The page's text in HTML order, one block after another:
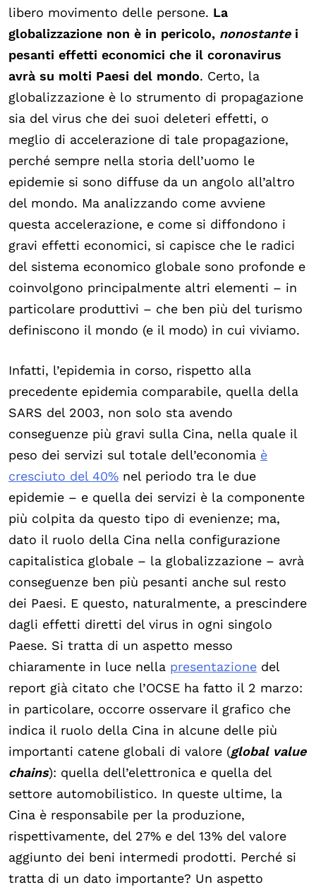
libero movimento delle persone. La
globalizzazione non è in pericolo, nonostantei
pesanti effetti economici che il coronavirus
avrà su molti Paesi del mondo. Certo, la
globalizzazione è lo strumento di propagazione
sia del virus che dei suoi deleteri effetti, o
meglio di accelerazione di tale propagazione,
perché sempre nella storia dell’uomo le
epidemie si sono diffuse da un angolo all’altro
del mondo. Ma analizzando come avviene
questa accelerazione, e come si diffondono i
gravi effetti economici, si capisce che le radici
del sistema economico globale sono profonde e
coinvolgono principalmente altri elementi – in
particolare produttivi – che ben più del turismo
definiscono il mondo (e il modo) in cui viviamo.
Infatti, l’epidemia in corso, rispetto alla
precedente epidemia comparabile, quella della
SARS del 2003, non solo sta avendo
conseguenze più gravi sulla Cina, nella quale il
peso dei servizi sul totale dell’economia è
cresciuto del 40% nel periodo tra le due
epidemie – e quella dei servizi è la componente
più colpita da questo tipo di evenienze; ma,
dato il ruolo della Cina nella configurazione
capitalistica globale – la globalizzazione – avrà
conseguenze ben più pesanti anche sul resto
dei Paesi. E questo, naturalmente, a prescindere
dagli effetti diretti del virus in ogni singolo
Paese. Si tratta di un aspetto messo
chiaramente in luce nella presentazione del
report già citato che l’OCSE ha fatto il 2 marzo:
in particolare, occorre osservare il grafico che
indica il ruolo della Cina in alcune delle più
importanti catene globali di valore (global value
chains): quella dell’elettronica e quella del
settore automobilistico. In queste ultime, la
Cina è responsabile per la produzione,
rispettivamente, del 27% e del 13% del valore
aggiunto dei beni intermedi prodotti. Perché si
tratta di un dato importante? Un aspetto